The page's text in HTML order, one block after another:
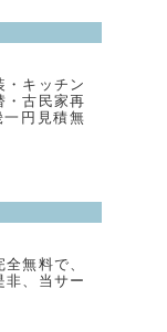
キッチン
・古民家再
円見積無
無料で、
、当サー